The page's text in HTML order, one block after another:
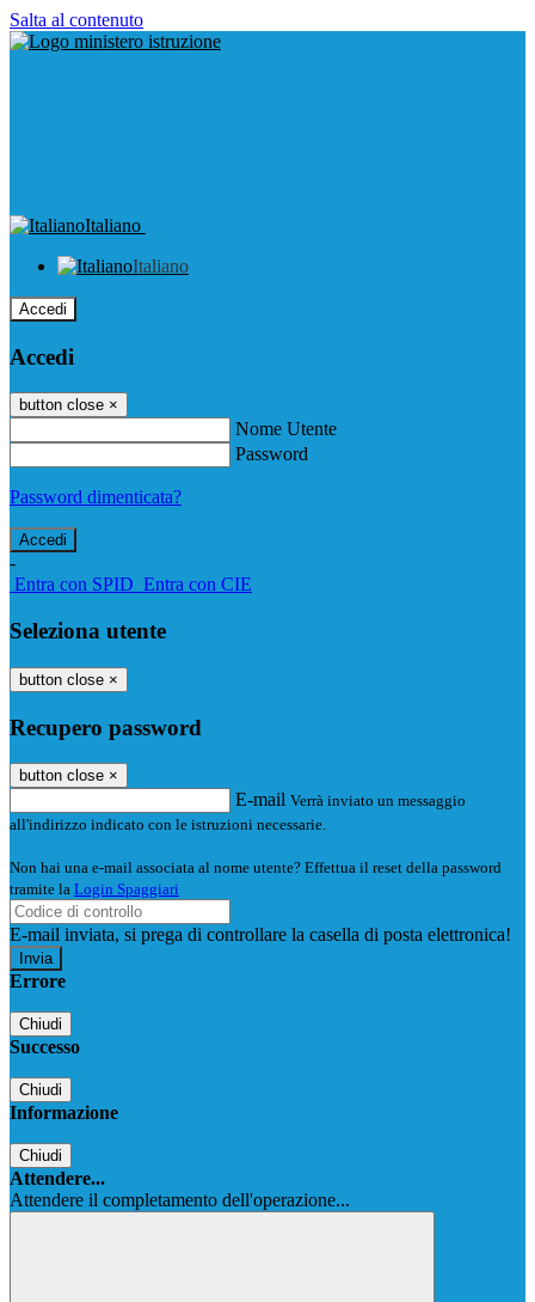
Salta al contenuto
Italiano
Italiano
Accedi
Accedi
button close ×
Nome Utente
Password
Password dimenticata?
-
Entra con SPID Entra con CIE
Seleziona utente
button close ×
Recupero password
button close ×
E-mail Verrà inviato un messaggio
all'indirizzo indicato con le istruzioni necessarie.
Non hai una e-mail associata al nome utente? Effettua il reset della password
tramite la Login Spaggiari
E-mail inviata, si prega di controllare la casella di posta elettronica!
Errore
Chiudi
Successo
Chiudi
Informazione
Chiudi
Attendere...
Attendere il completamento dell'operazione...